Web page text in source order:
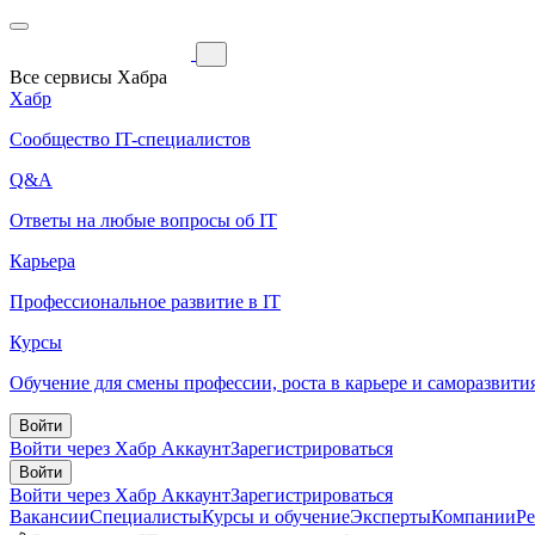
Все сервисы Хабра
Хабр
Сообщество IT-специалистов
Q&A
Ответы на любые вопросы об IT
Карьера
Профессиональное развитие в IT
Курсы
Обучение для смены профессии, роста в карьере и
Войти
Войти через Хабр АккаунтЗарегистрироваться
Войти
Войти через Хабр АккаунтЗарегистрироваться
ВакансииСпециалистыКурсы и обучениеЭкспертыКомпании